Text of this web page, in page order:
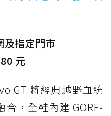
及指定門市
元
GT 將經典越野血統
，全鞋內建 GORE-